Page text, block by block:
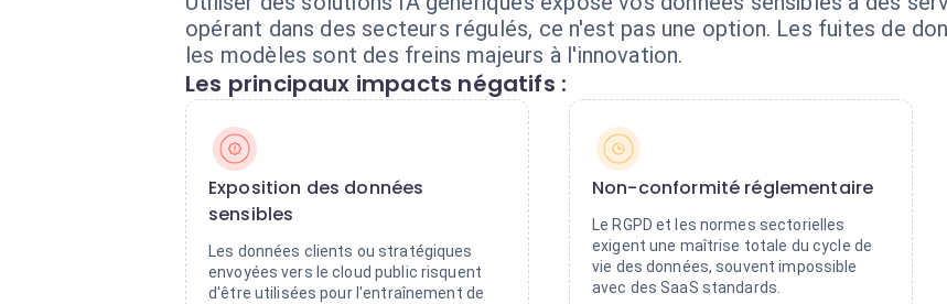
opérant dans des secteurs régulés, ce n'est pas une option. Les fuites de
les modèles sont des freins majeurs à l'innovation.
Les principaux impacts négatifs :
Exposition des données
sensibles
Les données clients ou stratégiques
envoyées vers le cloud public risquent
d'être utilisées pour l'entraînement de
Non-conformité réglementaire
Le RGPD et les normes sectorielles
exigent une maîtrise totale du cycle de
vie des données, souvent impossible
avec des SaaS standards.